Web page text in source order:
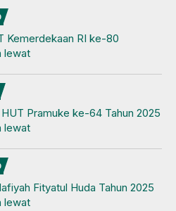
Kemerdekaan RI ke-80
lewat
Pramuke ke-64 Tahun 2025
lewat
Fityatul Huda Tahun 2025
lewat